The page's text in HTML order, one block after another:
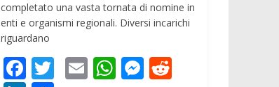
completato una vasta tornata di nomine in
enti e organismi regionali. Diversi incarichi
riguardano
F T E W M